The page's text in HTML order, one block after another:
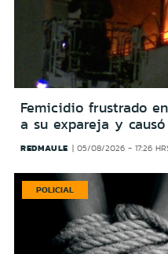
Femicidio frustrado
a su expareja y
REDMAULE 05/08/2026 - 17:26
POLICIAL